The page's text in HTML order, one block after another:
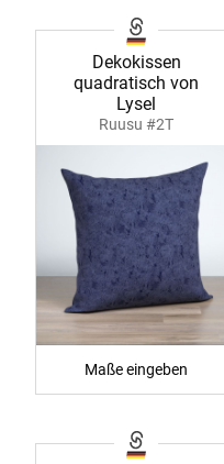
Dekokissen
quadratisch von
Lysel
Ruusu #2T
Maße eingeben